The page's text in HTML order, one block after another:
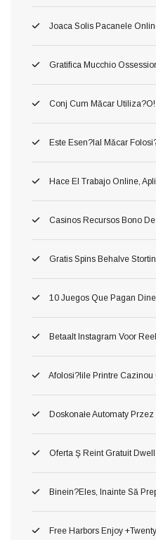
Joaca Solis Pacanele
Gratifica Mucchio
Conj Cum Măcar
Este Esen?ial Măcar
Hace El Trabajo Online,
Casinos Recursos Bono
Gratis Spins Behalve
10 Juegos Que Pagan
Betaalt Instagram Voor
Afolosi?iile Printre
Doskonałe Automaty
Oferta Ş Reint Gratuit
Binein?eles, Inainte Să
Free Harbors Enjoy